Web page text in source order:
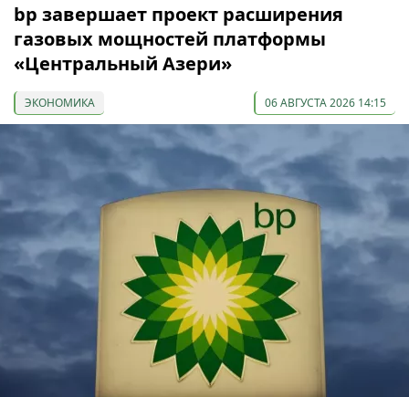
bp завершает проект расширения
газовых мощностей платформы
«Центральный Азери»
ЭКОНОМИКА 06 АВГУСТА 2026 14:15